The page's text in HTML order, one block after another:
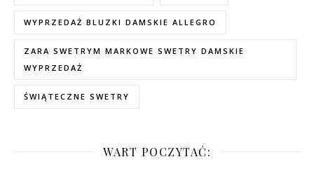
WYPRZEDAŻ BLUZKI DAMSKIE ALLEGRO
ZARA SWETRYM MARKOWE SWETRY DAMSKIE
WYPRZEDAŻ
ŚWIĄTECZNE SWETRY
WART POCZYTAĆ: